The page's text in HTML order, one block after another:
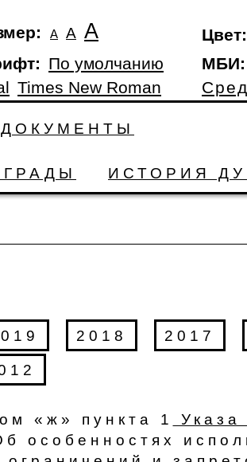
А А А Цвет:
По умолчанию
Times New Roman
МБИ:
ИСТОРИЯ
2018 2017
«ж» пункта 1
Указа
особенностях